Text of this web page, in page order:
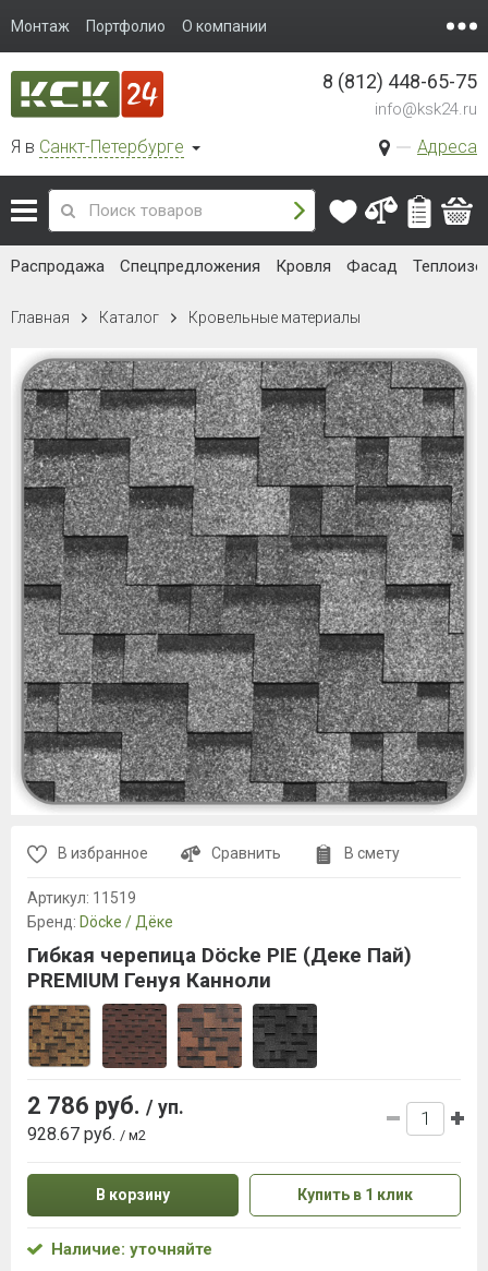
Монтаж Портфолио О компании
Я в Санкт-Петербурге Адреса
8 (812) 448-65-75
info@ksk24.ru
Распродажа Спецпредложения Кровля Фасад
Главная Каталог Кровельные материалы
В избранное Сравнить В смету
Артикул: 11519
Бренд: Döcke / Дёке
Гибкая черепица Döcke PIE (Деке Пай)
PREMIUM Генуя Канноли
2 786 руб. / уп.
928.67 руб. / м2
В корзину Купить в 1 клик
Наличие: уточняйте